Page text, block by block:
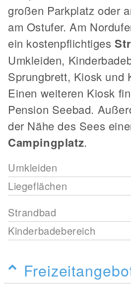
großen Parkplatz oder
am Ostufer. Am
ein kostenpflichtiges
Umkleiden,
Sprungbrett, Kiosk und
Einen weiteren Kiosk
Pension Seebad.
der Nähe des Sees
Campingplatz.
Umkleiden
Liegeflächen
Strandbad
Kinderbadebereich